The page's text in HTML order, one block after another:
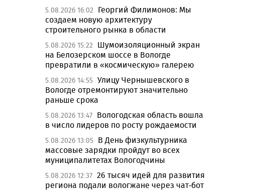
5.08.2026 16:02
Георгий Филимонов: Мы
создаем новую архитектуру
строительного рынка в области
5.08.2026 15:22
Шумоизоляционный экран
на Белозерском шоссе в Вологде
превратили в «космическую» галерею
5.08.2026 14:55 Улицу Чернышевского в
Вологде отремонтируют значительно
раньше срока
5.08.2026 13:47 Вологодская область вошла
в число лидеров по росту рождаемости
5.08.2026 13:05 В День физкультурника
массовые зарядки пройдут во всех
муниципалитетах Вологодчины
5.08.2026 12:37 26 тысяч идей для развития
региона подали вологжане через чат-бот